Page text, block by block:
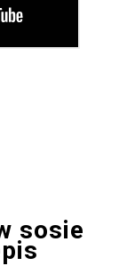
sosie